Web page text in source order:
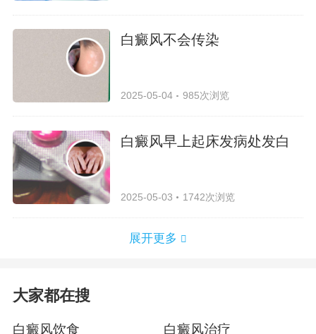
白癜风不会传染
2025-05-04 985次浏览
白癜风早上起床发病处发白
2025-05-03 1742次浏览
展开更多
大家都在搜
白癜风饮食 白癜风治疗